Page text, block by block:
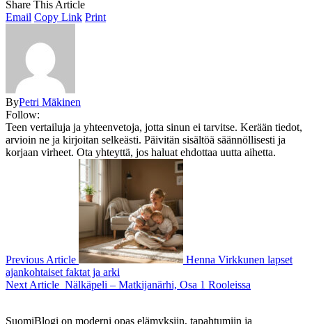
Share This Article
Email Copy Link Print
ByPetri Mäkinen
Follow:
Teen vertailuja ja yhteenvetoja, jotta sinun ei tarvitse. Kerään tiedot,
arvioin ne ja kirjoitan selkeästi. Päivitän sisältöä säännöllisesti ja
korjaan virheet. Ota yhteyttä, jos haluat ehdottaa uutta aihetta.
Previous Article
Henna Virkkunen lapset
ajankohtaiset faktat ja arki
Next Article Nälkäpeli – Matkijanärhi, Osa 1 Rooleissa
SuomiBlogi on moderni opas elämyksiin, tapahtumiin ja